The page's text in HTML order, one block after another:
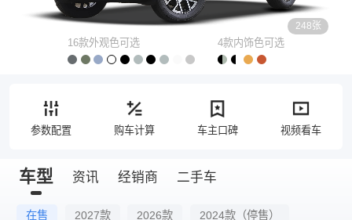
248张
16款外观色可选 4款内饰色可选
参数配置 购车计算 车主口碑 视频看车
车型 资讯 经销商 二手车
在售 2027款 2026款 2024款（停售）